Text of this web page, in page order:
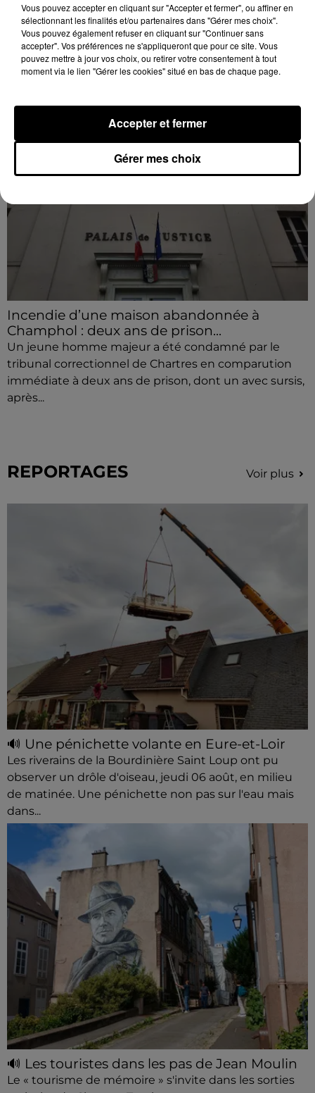
Samedi 25 juillet, plus d'une dizaine de feux de
champs et de sous-bois ont été déclenchés dans le
secteur de Fontaine-les-Côteaux, Montoire et Lunay.
Grâce...
Incendie d’une maison abandonnée à
Champhol : deux ans de prison...
Un jeune homme majeur a été condamné par le
tribunal correctionnel de Chartres en comparution
immédiate à deux ans de prison, dont un avec sursis,
après...
REPORTAGES Voir plus
🔊 Une pénichette volante en Eure-et-Loir
Les riverains de la Bourdinière Saint Loup ont pu
observer un drôle d'oiseau, jeudi 06 août, en milieu
de matinée. Une pénichette non pas sur l'eau mais
dans...
🔊 Les touristes dans les pas de Jean Moulin
Le « tourisme de mémoire » s'invite dans les sorties
Vous pouvez accepter en cliquant sur "Accepter et fermer", ou affiner en
sélectionnant les finalités et/ou partenaires dans "Gérer mes choix".
Vous pouvez également refuser en cliquant sur "Continuer sans
accepter". Vos préférences ne s'appliqueront que pour ce site. Vous
pouvez mettre à jour vos choix, ou retirer votre consentement à tout
moment via le lien "Gérer les cookies" situé en bas de chaque page.
Gérer mes choix
Accepter et fermer